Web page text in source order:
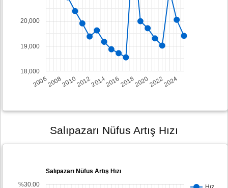
2006200820102012201420162018202020222024
18,000
19,000
20,000
Salıpazarı Nüfus Artış Hızı
Salıpazarı Nüfus Artış Hızı
%30.00